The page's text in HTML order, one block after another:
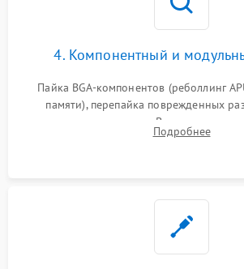
4. Компонентный и
Пайка BGA-компонентов (реболлинг
памяти), перепайка поврежденных
контроллеров питания.
неисправного жесткого диска, SSD или
Подробнее